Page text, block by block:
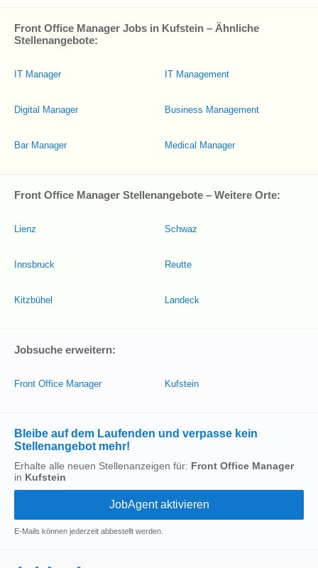
Front Office Manager Jobs in Kufstein – Ähnliche
Stellenangebote:
IT Manager
Digital Manager
Bar Manager
IT Management
Business Management
Medical Manager
Front Office Manager Stellenangebote – Weitere Orte:
Lienz
Innsbruck
Kitzbühel
Schwaz
Reutte
Landeck
Jobsuche erweitern:
Front Office Manager Kufstein
Bleibe auf dem Laufenden und verpasse kein
Stellenangebot mehr!
Erhalte alle neuen Stellenanzeigen für: Front Office Manager
in Kufstein
E-Mails können jederzeit abbestellt werden.